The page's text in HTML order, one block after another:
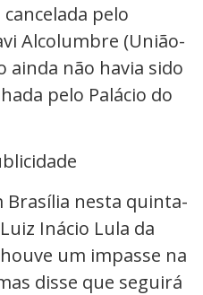
pelo
Alcolumbre (União-
ainda não havia sido
pelo Palácio do
nesta quinta-
Inácio Lula da
um impasse na
disse que seguirá